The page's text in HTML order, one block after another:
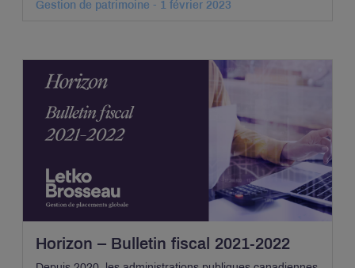
Gestion de patrimoine - 1 février 2023
Horizon – Bulletin fiscal 2021-2022